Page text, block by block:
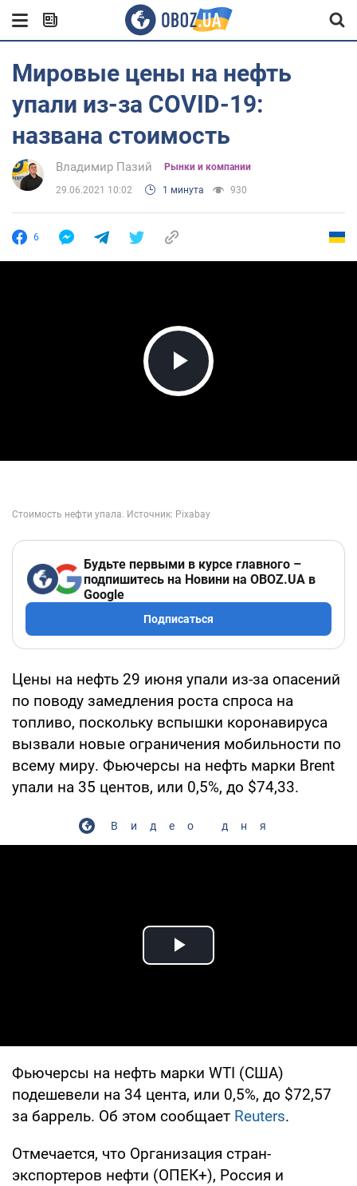
Мировые цены на нефть
упали из-за COVID-19:
названа стоимость
Владимир Пазий Рынки и компании
29.06.2021 10:02 1 минута 930
6
Play Video
Будьте первыми в курсе главного –
подпишитесь на Новини на OBOZ.UA в
Google
Подписаться
Цены на нефть 29 июня упали из-за опасений
по поводу замедления роста спроса на
топливо, поскольку вспышки коронавируса
вызвали новые ограничения мобильности по
всему миру. Фьючерсы на нефть марки Brent
упали на 35 центов, или 0,5%, до $74,33.
Видео дня
Play Video
Фьючерсы на нефть марки WTI (США)
подешевели на 34 цента, или 0,5%, до $72,57
за баррель. Об этом сообщает Reuters.
Отмечается, что Организация стран-
экспортеров нефти (ОПЕК+), Россия и